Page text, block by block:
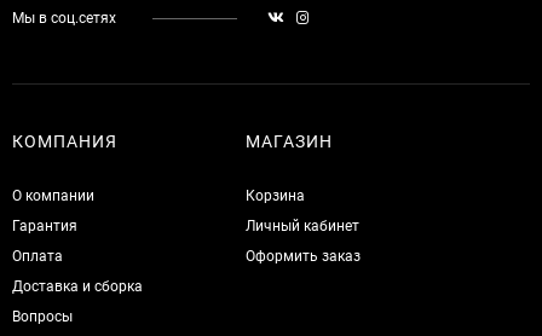
Мы в соц.сетях
КОМПАНИЯ
О компании
Гарантия
Оплата
Доставка и сборка
Вопросы
МАГАЗИН
Корзина
Личный кабинет
Оформить заказ